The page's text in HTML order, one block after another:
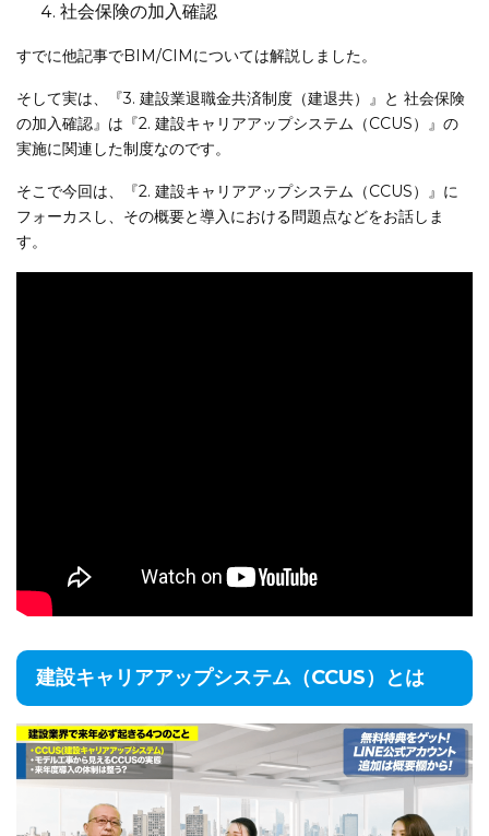
社会保険の加入確認
すでに他記事でBIM/CIMについては解説しました。
そして実は、『3. 建設業退職金共済制度（建退共）』と 社会保険
の加入確認』は『2. 建設キャリアアップシステム（CCUS）』の
実施に関連した制度なのです。
そこで今回は、『2. 建設キャリアアップシステム（CCUS）』に
フォーカスし、その概要と導入における問題点などをお話しま
す。
建設キャリアアップシステム（CCUS）とは